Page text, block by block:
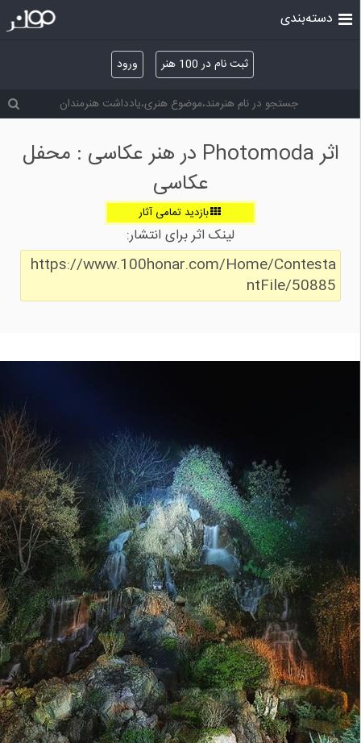
ثبت نام در 100 هنر ورود
دسته‌بندی
اثر Photomoda در هنر عکاسی : محفل
عکاسی
بازدید تمامی آثار
لینک اثر برای انتشار:
https://www.100honar.com/Home/Contesta
ntFile/50885